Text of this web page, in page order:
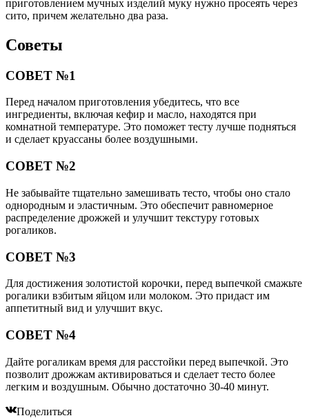
приготовлением мучных изделий муку нужно просеять через
сито, причем желательно два раза.
Советы
СОВЕТ №1
Перед началом приготовления убедитесь, что все
ингредиенты, включая кефир и масло, находятся при
комнатной температуре. Это поможет тесту лучше подняться
и сделает круассаны более воздушными.
СОВЕТ №2
Не забывайте тщательно замешивать тесто, чтобы оно стало
однородным и эластичным. Это обеспечит равномерное
распределение дрожжей и улучшит текстуру готовых
рогаликов.
СОВЕТ №3
Для достижения золотистой корочки, перед выпечкой смажьте
рогалики взбитым яйцом или молоком. Это придаст им
аппетитный вид и улучшит вкус.
СОВЕТ №4
Дайте рогаликам время для расстойки перед выпечкой. Это
позволит дрожжам активироваться и сделает тесто более
легким и воздушным. Обычно достаточно 30-40 минут.
Поделиться